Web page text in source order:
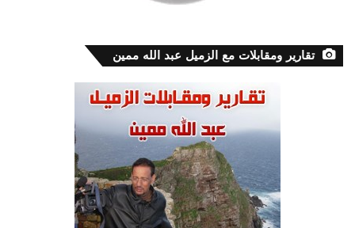
تقارير ومقابلات مع الزميل عبد الله ممين